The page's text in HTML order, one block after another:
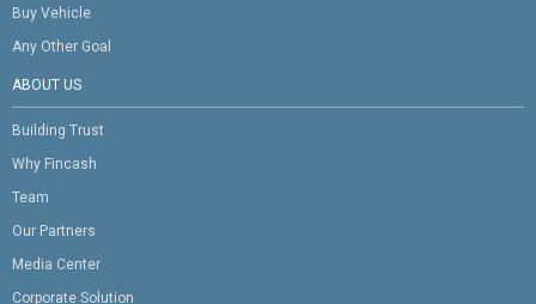
Buy Vehicle
Any Other Goal
ABOUT US
Building Trust
Why Fincash
Team
Our Partners
Media Center
Corporate Solution